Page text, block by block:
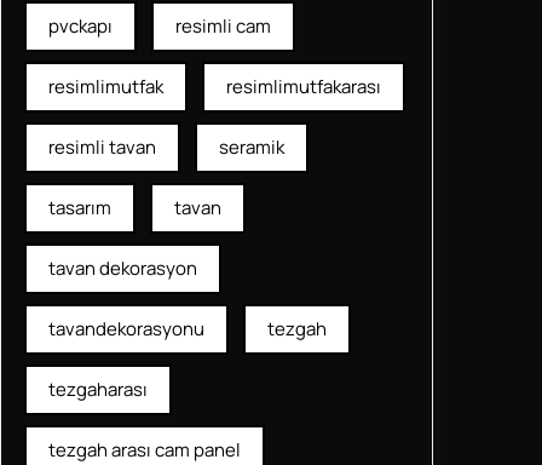
pvckapı resimli cam
resimlimutfak resimlimutfakarası
resimli tavan seramik
tasarım tavan
tavan dekorasyon
tavandekorasyonu tezgah
tezgaharası
tezgah arası cam panel